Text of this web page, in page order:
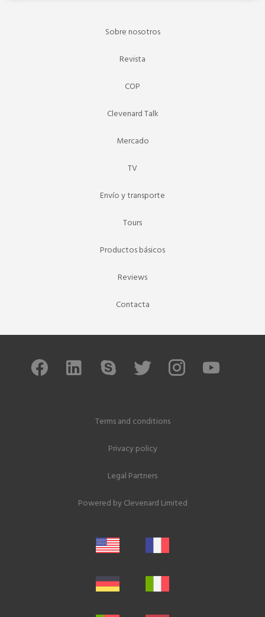
Sobre nosotros
Revista
COP
Clevenard Talk
Mercado
TV
Envío y transporte
Tours
Productos básicos
Reviews
Contacta
Terms and conditions
Privacy policy
Legal Partners
Powered byClevenard Limited